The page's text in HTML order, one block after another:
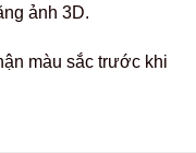
ảnh 3D.
màu sắc trước khi